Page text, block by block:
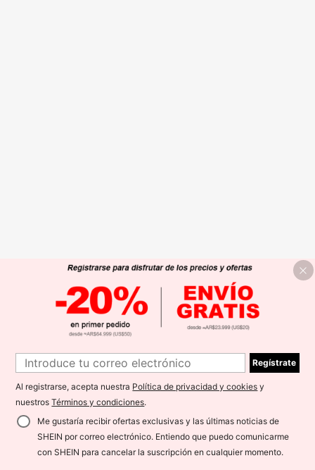
Regístrate
Al registrarse, acepta nuestra Política de privacidad y cookies y
nuestrosTérminos y condiciones.
Me gustaría recibir ofertas exclusivas y las últimas noticias de
SHEIN por correo electrónico. Entiendo que puedo comunicarme
con SHEIN para cancelar la suscripción en cualquier momento.